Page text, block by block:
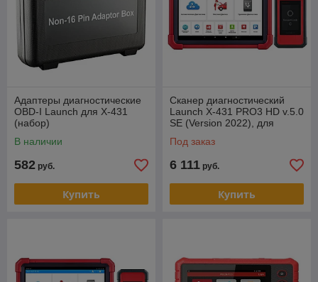
Адаптеры диагностические
OBD-I Launch для X-431
(набор)
В наличии
582 руб.
Купить
Сканер диагностический
Launch X-431 PRO3 HD v.5.0
SE (Version 2022), для
Под заказ
6 111 руб.
Купить